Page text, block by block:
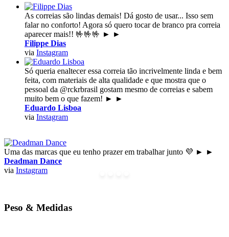
As correias são lindas demais! Dá gosto de usar... Isso sem
falar no conforto! Agora só quero tocar de branco pra correia
aparecer mais!! 🤟🤟🤟 ► ►
Filippe Dias
via Instagram
Só queria enaltecer essa correia tão incrivelmente linda e bem
feita, com materiais de alta qualidade e que mostra que o
pessoal da @rckrbrasil gostam mesmo de correias e sabem
muito bem o que fazem! ► ►
Eduardo Lisboa
via Instagram
Uma das marcas que eu tenho prazer em trabalhar junto 💜 ► ►
Deadman Dance
via Instagram
Peso & Medidas